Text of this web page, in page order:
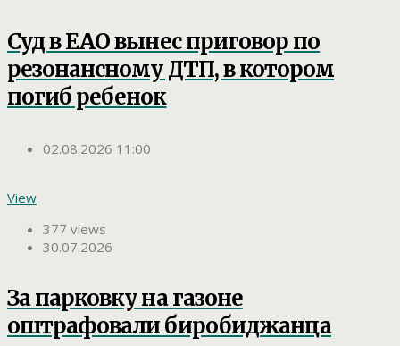
Суд в ЕАО вынес приговор по
резонансному ДТП, в котором
погиб ребенок
02.08.2026 11:00
View
377 views
30.07.2026
За парковку на газоне
оштрафовали биробиджанца